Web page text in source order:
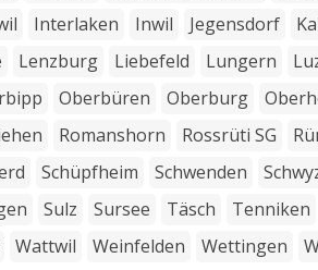
Interlaken Inwil Jegensdorf
Lenzburg Liebefeld Lungern
Oberbüren Oberburg
Romanshorn Rossrüti SG
Schüpfheim Schwenden
Sulz Sursee Täsch Tenniken
Wattwil Weinfelden Wettingen